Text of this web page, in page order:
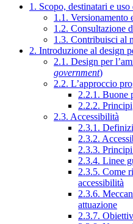
1. Scopo, destinatari e
1.1. Versionamento
1.2. Consultazione
1.3. Contribuisci al
2. Introduzione al design
2.1. Design per
government)
2.2. L’approccio
2.2.1. Buone
2.2.2. Principi
2.3. Accessibilità
2.3.1.
2.3.2.
2.3.3.
2.3.4. Linee
2.3.5. Come
accessibilità
2.3.6.
attuazione
2.3.7.